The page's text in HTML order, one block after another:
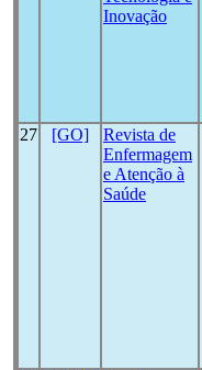
Inovação
27 [GO]
Revista de
Enfermagem
e Atenção à
Saúde